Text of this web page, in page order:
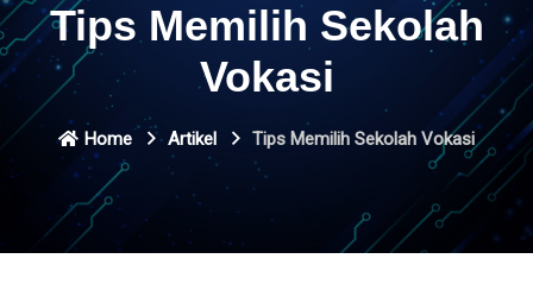
Tips Memilih Sekolah
Vokasi
Home Artikel Tips Memilih Sekolah Vokasi